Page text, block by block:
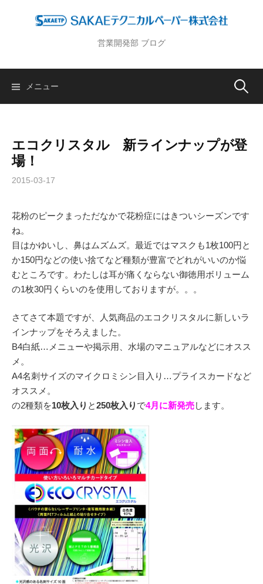
営業開発部 ブログ
メニュー 検
エコクリスタル 新ラインナップが登
場！
2015-03-17
花粉のピークまっただなかで花粉症にはきついシーズンです
ね。
目はかゆいし、鼻はムズムズ。最近ではマスクも1枚100円と
か150円などの使い捨てなど種類が豊富でどれがいいのか悩
むところです。わたしは耳が痛くならない御徳用ボリューム
の1枚30円くらいのを使用しておりますが。。。
さてさて本題ですが、人気商品のエコクリスタルに新しいラ
インナップをそろえました。
B4白紙…メニューや掲示用、水場のマニュアルなどにオスス
メ。
A4名刺サイズのマイクロミシン目入り…プライスカードなど
オススメ。
の2種類を10枚入り と250枚入り で4月に新発売します。